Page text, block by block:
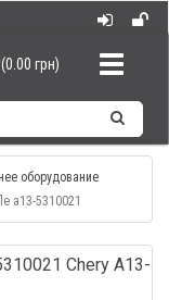
(0.00 грн)
оборудование
а13-5310021
Chery A13-